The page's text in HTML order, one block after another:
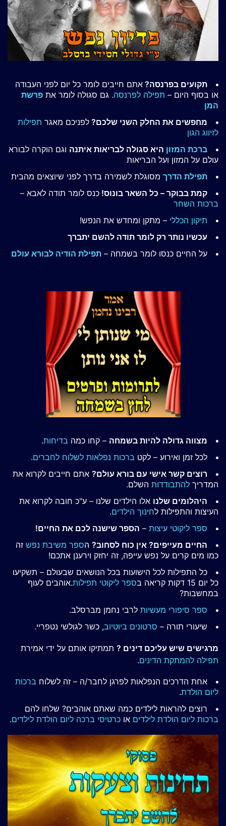
תקועים בפרנסה? אתם חייבים לומר כל יום לפני העבודה
או בסוף היום – תפילה לפרנסה. גם סגולה לומר את פרשת
המן
מחפשים את החלק השני שלכם? לפניכם מאגר תפילות
לזיווג הגון
ברכת המזון היא סגולה לבריאות איתנה וגם הוקרה לבורא
עולם על המזון ועל הבריאות
תפילת הדרך מסוגלת לשמירה בדרך לפני שיוצאים מהבית
קמת בבוקר – כל השאר בונוס! כנס לומר תודה לאבא –
ברכות השחר
תיקון הכללי – מתקן ומחדש את הנפש!
עכשיו נותר רק לומר תודה להשם יתברך
על החיים כנסו לומר בשמחה – תפילת הודיה לבורא עולם
מצווה גדולה להיות בשמחה – קחו כמה בדיחות.
לכל זמן ואירוע – לקט ברכות נפלאות לשלוח לחברים.
רוצים קשר אישי עם בורא עולם? אתם חייבים לקרוא את
המדריך להתבודדות השלם.
היהלומים שלנו אלו הילדים שלנו – ע"כ חובה לקרוא את
העיצות והתפילות לחינוך הילדים.
ספר ליקוטי עיצות – הספר שישנה לכם את החיים!
החיים מעייפים? אין כוח לסחוב? הספר משיבת נפש זה
כמו מים קרים על נפש עייפה, זה יחזק וירענן אתכם!
כל התפילות לכל הישועות בכל הנושאים שבעולם – תשקיעו
כל יום 15 דקות קריאה ב
ספר ליקוטי תפילות.אוהבים לעוף
במחשבות?
ספר סיפורי מעשיות לרבי נחמן מברסלב.
שיעורי תורה – סרטונים ביוטיוב, כשר לגולשי נטפריי.
מרגישים שיש עליכם דינים ? תמתיקו אותם על ידי אמירת
תפילה להמתקת הדינים.
אחת הדרכים הנפלאות לפרגן לחבר/ה – זה לשלוח ברכות
ליום הולדת.
רוצים להראות לילדים כמה שאתם אוהבים? שלחו להם
ברכות ליום הולדת לילדים או כרטיסי ברכה ליום הולדת לילדים.